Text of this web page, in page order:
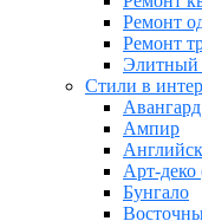
Ремонт
Ремонт
Элитный
Стили в
Авангард
Ампир
Арт-деко
Бунгало